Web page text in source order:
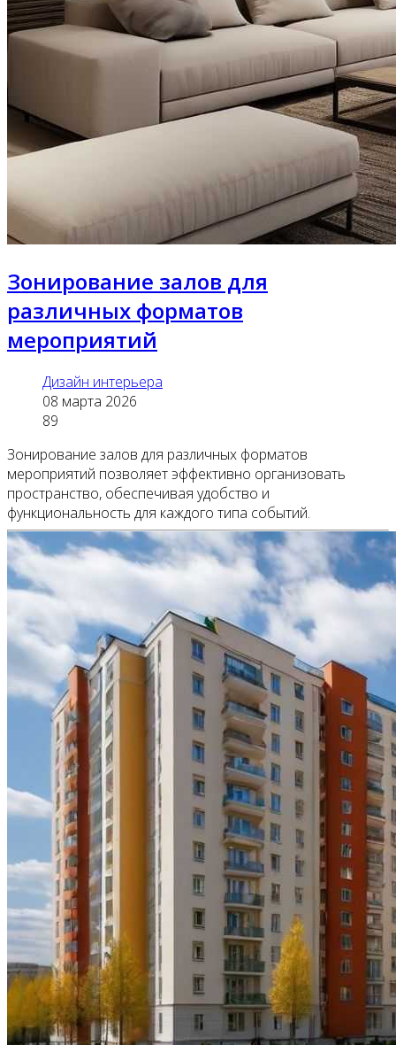
Зонирование залов для
различных форматов
мероприятий
Дизайн интерьера
08 марта 2026
89
Зонирование залов для различных форматов
мероприятий позволяет эффективно организовать
пространство, обеспечивая удобство и
функциональность для каждого типа событий.